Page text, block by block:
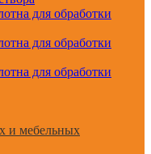
для обработки
для обработки
для обработки
и мебельных